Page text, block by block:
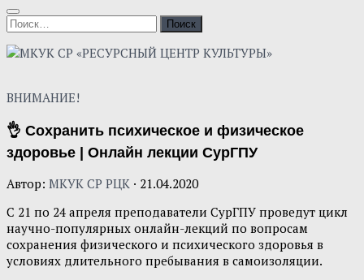
ВНИМАНИЕ!
👌 Сохранить психическое и физическое
здоровье | Онлайн лекции СурГПУ
Автор: МКУК СР РЦК · 21.04.2020
С 21 по 24 апреля преподаватели СурГПУ проведут цикл
научно-популярных онлайн-лекций по вопросам
сохранения физического и психического здоровья в
условиях длительного пребывания в самоизоляции.